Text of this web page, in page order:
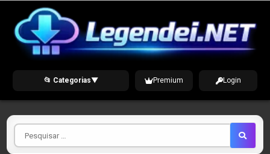
content
📂 Categorias▼ Premium Login
Pesquisar
por